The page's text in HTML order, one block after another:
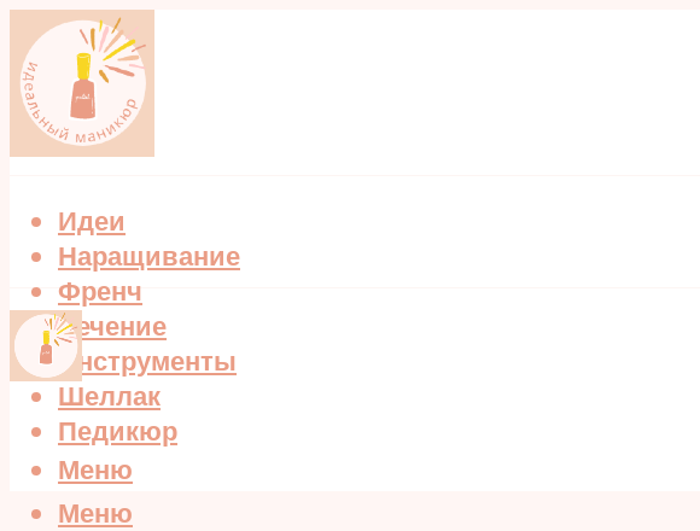
Идеи
Наращивание
Френч
Лечение
Инструменты
Шеллак
Педикюр
Меню
Меню